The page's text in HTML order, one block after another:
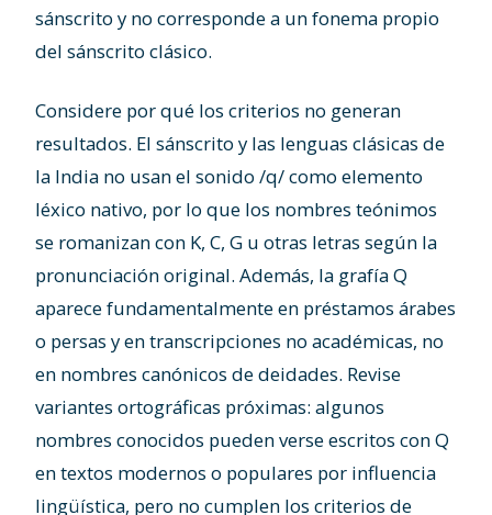
sánscrito y no corresponde a un fonema propio
del sánscrito clásico.
Considere por qué los criterios no generan
resultados. El sánscrito y las lenguas clásicas de
la India no usan el sonido /q/ como elemento
léxico nativo, por lo que los nombres teónimos
se romanizan con K, C, G u otras letras según la
pronunciación original. Además, la grafía Q
aparece fundamentalmente en préstamos árabes
o persas y en transcripciones no académicas, no
en nombres canónicos de deidades. Revise
variantes ortográficas próximas: algunos
nombres conocidos pueden verse escritos con Q
en textos modernos o populares por influencia
lingüística, pero no cumplen los criterios de